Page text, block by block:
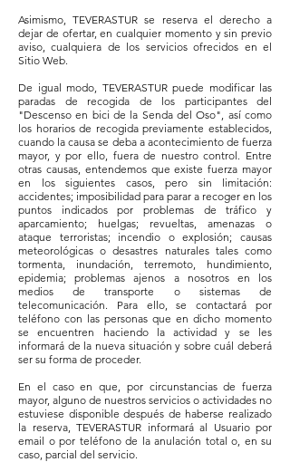
Asimismo, TEVERASTUR se reserva el derecho a
dejar de ofertar, en cualquier momento y sin previo
aviso, cualquiera de los servicios ofrecidos en el
Sitio Web.
De igual modo, TEVERASTUR puede modificar las
paradas de recogida de los participantes del
"Descenso en bici de la Senda del Oso", así como
los horarios de recogida previamente establecidos,
cuando la causa se deba a acontecimiento de fuerza
mayor, y por ello, fuera de nuestro control. Entre
otras causas, entendemos que existe fuerza mayor
en los siguientes casos, pero sin limitación:
accidentes; imposibilidad para parar a recoger en los
puntos indicados por problemas de tráfico y
aparcamiento; huelgas; revueltas, amenazas o
ataque terroristas; incendio o explosión; causas
meteorológicas o desastres naturales tales como
tormenta, inundación, terremoto, hundimiento,
epidemia; problemas ajenos a nosotros en los
medios de transporte o sistemas de
telecomunicación. Para ello, se contactará por
teléfono con las personas que en dicho momento
se encuentren haciendo la actividad y se les
informará de la nueva situación y sobre cuál deberá
ser su forma de proceder.
En el caso en que, por circunstancias de fuerza
mayor, alguno de nuestros servicios o actividades no
estuviese disponible después de haberse realizado
la reserva, TEVERASTUR informará al Usuario por
email o por teléfono de la anulación total o, en su
caso, parcial del servicio.